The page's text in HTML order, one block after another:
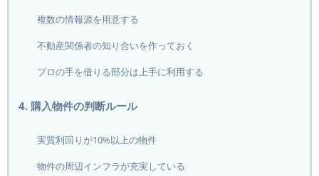
複数の情報源を用意する
不動産関係者の知り合いを作っておく
プロの手を借りる部分は上手に利用する
4. 購入物件の判断ルール
実質利回りが10%以上の物件
物件の周辺インフラが充実している